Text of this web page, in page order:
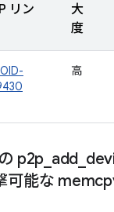
リン
大
度
高
可能な